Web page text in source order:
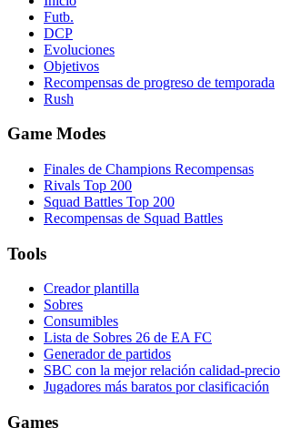
Futb.
DCP
Evoluciones
Objetivos
Recompensas de progreso de temporada
Rush
Game Modes
Finales de Champions Recompensas
Rivals Top 200
Squad Battles Top 200
Recompensas de Squad Battles
Tools
Creador plantilla
Sobres
Consumibles
Lista de Sobres 26 de EA FC
Generador de partidos
SBC con la mejor relación calidad-precio
Jugadores más baratos por clasificación
Games